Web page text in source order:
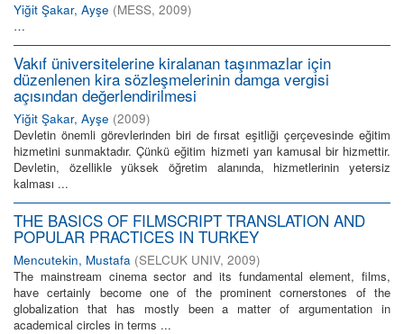
Yiğit Şakar, Ayşe (MESS, 2009)
…
Vakıf üniversitelerine kiralanan taşınmazlar için
düzenlenen kira sözleşmelerinin damga vergisi
açısından değerlendirilmesi
Yiğit Şakar, Ayşe (2009)
Devletin önemli görevlerinden biri de fırsat eşitliği çerçevesinde eğitim
hizmetini sunmaktadır. Çünkü eğitim hizmeti yarı kamusal bir hizmettir.
Devletin, özellikle yüksek öğretim alanında, hizmetlerinin yetersiz
kalması ...
THE BASICS OF FILMSCRIPT TRANSLATION AND
POPULAR PRACTICES IN TURKEY
Mencutekin, Mustafa (SELCUK UNIV, 2009)
The mainstream cinema sector and its fundamental element, films,
have certainly become one of the prominent cornerstones of the
globalization that has mostly been a matter of argumentation in
academical circles in terms ...